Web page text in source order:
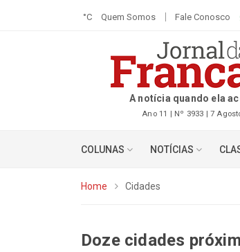
°C Quem Somos Fale Conosco
A notícia quando ela
Ano 11 | Nº 3933 | 7
COLUNAS NOTÍCIAS
Home Cidades
​Doze cidades